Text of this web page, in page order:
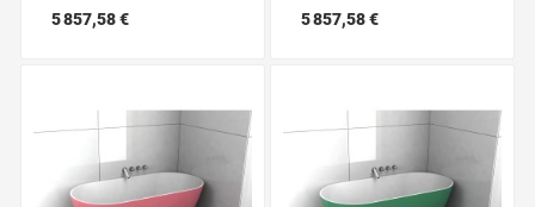
5 857,58 €
5 857,58 €